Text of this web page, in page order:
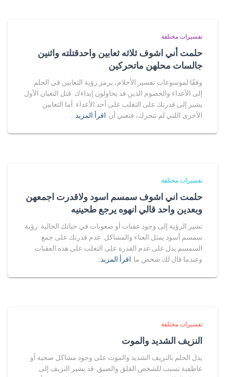
تفسيرات مختلفة
حلمت أني اشوف ثلاثه ثعابين واحدقتلته واثنين
جالسات محلهن ماتحركين
وفقًا لموسوعات تفسير الأحلام، يرمز رؤية الثعابين في الحلم
إلى الأعداء والخصوم الذين قد يحاولون إيذاءك. قتل الثعبان الأول
يشير إلى قدرتك على التغلب على أحد الأعداء. أما الثعابين
الأخرى اللتي لم تتحرك، فتعني أن اقرأ المزيد…
تفسيرات مختلفة
حلمت اني اشوف سمسم اسود ولاقدرت اجمعهن
وبعدين واحد قالي انهوه يرجع طحينيه
تشير الرؤية إلى وجود عقبات أو صعوبات في حياتك الحالية. رؤية
سمسم أسود يمثل العناء والمشاكل. عدم قدرتك على جمع
السمسم يدل على عدم القدرة على التغلب على هذه العقبات.
وعندما قال لك شخص ما اقرأ المزيد…
تفسيرات مختلفة
النزيف الشديد والموت
يدل الحلم بالنزيف الشديد والموت على وجود مشاكل صحية أو
عاطفية تسبب للشخص القلق والضيق. قد يشير النزيف إلى